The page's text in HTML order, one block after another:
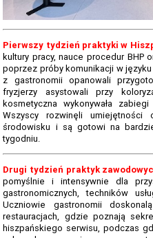
PROCEDURY NAUKI ZDALNEJ
BIBLIOTEKA SZKOLNA - GODZINY
ZDJĘCIA GRUPOWE 2022 - 2023
LINK DO WYPOŻYCZEŃ ON-LINE -
HARMONOGRAM MATURY 2025
EGZAMIN POTWIERDZAJĄCY
2026
"WIĘCEJ PRAKTYKI" - 2019 - 2021
"SZKOLIMY ZAWODOWO W
LINKI DO PRZETARGÓW 2020 - 2022
Pierwszy tydzień praktyki w
kultury pracy, nauce procedur BHP
poprzez próby komunikacji w
z gastronomii opanowali
fryzjerzy asystowali przy
kosmetyczna wykonywała
Wszyscy rozwinęli umiejętności
środowisku i są gotowi na
tygodniu.
Drugi tydzień praktyk
pomyślnie i intensywnie dla
gastronomicznych, techników
Uczniowie gastronomii
restauracjach, gdzie poznają
hiszpańskiego serwisu, podczas